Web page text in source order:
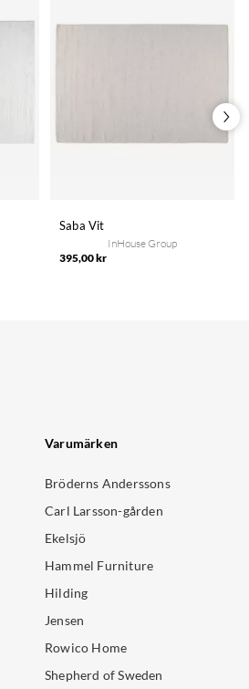
Saba Vit
InHouse Group
395,00 kr
Varumärken
Bröderns Anderssons
Carl Larsson-gården
Ekelsjö
Hammel Furniture
Hilding
Jensen
Rowico Home
Shepherd of Sweden